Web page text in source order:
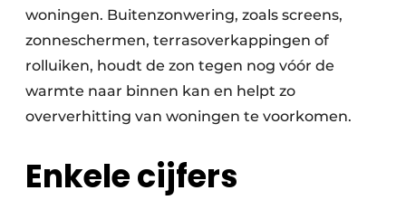
woningen. Buitenzonwering, zoals screens,
zonneschermen, terrasoverkappingen of
rolluiken, houdt de zon tegen nog vóór de
warmte naar binnen kan en helpt zo
oververhitting van woningen te voorkomen.
Enkele cijfers